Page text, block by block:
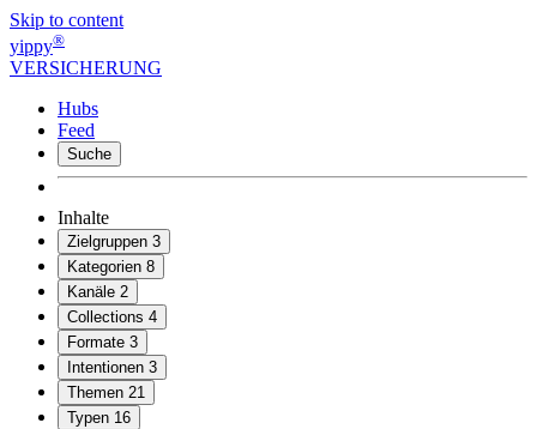
Skip to content
yippy®
VERSICHERUNG
Hubs
Feed
Suche
Inhalte
Zielgruppen 3
Kategorien 8
Kanäle 2
Collections 4
Formate 3
Intentionen 3
Themen 21
Typen 16